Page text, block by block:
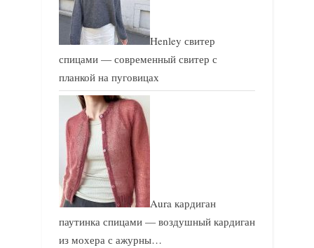
Henley свитер
спицами — современный свитер с
планкой на пуговицах
Aura кардиган
паутинка спицами — воздушный кардиган
из мохера с ажурны…